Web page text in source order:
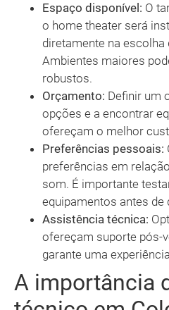
Espaço disponível: O
o home theater será
diretamente na
Ambientes maiores
robustos.
Orçamento: Definir um
opções e a encontrar
ofereçam o melhor
Preferências pessoais:
preferências em
som. É importante
equipamentos antes de
Assistência técnica:
ofereçam suporte pós-
garante uma
A importância